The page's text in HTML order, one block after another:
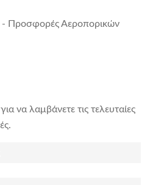
- Προσφορές Αεροπορικών
να λαμβάνετε τις τελευταίες